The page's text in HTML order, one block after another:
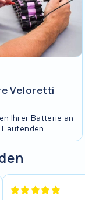
Veloretti
Ihrer Batterie an